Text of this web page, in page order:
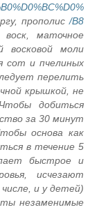
пергу, прополис,
воск,
восковой
сот и
следует
крышкой,
Чтобы
за 30
Чтобы основа
в течение
быстрое
числе, и у